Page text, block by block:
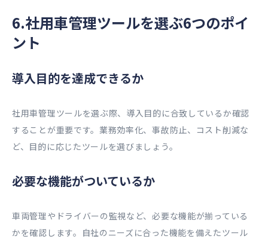
6.社用車管理ツールを選ぶ6つのポイ
ント
導入目的を達成できるか
社用車管理ツールを選ぶ際、導入目的に合致しているか確認
することが重要です。業務効率化、事故防止、コスト削減な
ど、目的に応じたツールを選びましょう。
必要な機能がついているか
車両管理やドライバーの監視など、必要な機能が揃っている
かを確認します。自社のニーズに合った機能を備えたツール